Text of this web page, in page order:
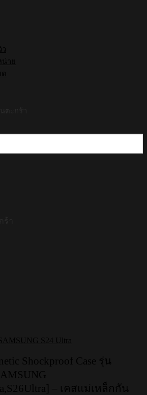
ว
าย
S24 Ultra
Shockproof Case รุ่น
– เคสแม่เหล็กกัน